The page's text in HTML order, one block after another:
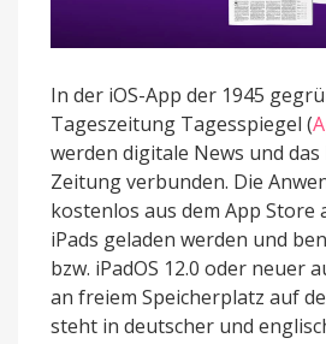
In der iOS-App der 1945
Tageszeitung Tagesspiegel (
werden digitale News und das
Zeitung verbunden. Die
kostenlos aus dem App Store
iPads geladen werden und
bzw. iPadOS 12.0 oder neuer
an freiem Speicherplatz auf
steht in deutscher und